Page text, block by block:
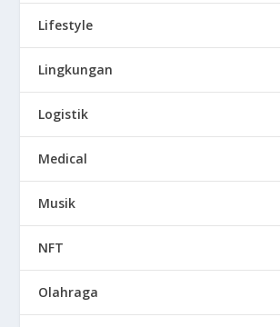
Lifestyle
Lingkungan
Logistik
Medical
Musik
NFT
Olahraga